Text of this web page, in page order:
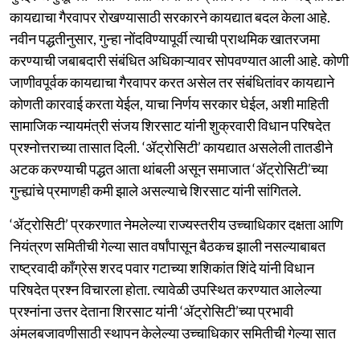
कायद्याचा गैरवापर रोखण्यासाठी सरकारने कायद्यात बदल केला आहे.
नवीन पद्धतीनुसार, गुन्हा नोंदविण्यापूर्वी त्याची प्राथमिक खातरजमा
करण्याची जबाबदारी संबंधित अधिकाऱ्यावर सोपवण्यात आली आहे. कोणी
जाणीवपूर्वक कायद्याचा गैरवापर करत असेल तर संबंधितांवर कायद्याने
कोणती कारवाई करता येईल, याचा निर्णय सरकार घेईल, अशी माहिती
सामाजिक न्यायमंत्री संजय शिरसाट यांनी शुक्रवारी विधान परिषदेत
प्रश्नोत्तराच्या तासात दिली. ‘ॲट्रोसिटी’ कायद्यात असलेली तातडीने
अटक करण्याची पद्धत आता थांबली असून समाजात ‘ॲट्रोसिटी’च्या
गुन्ह्यांचे प्रमाणही कमी झाले असल्याचे शिरसाट यांनी सांगितले.
‘ॲट्रोसिटी’ प्रकरणात नेमलेल्या राज्यस्तरीय उच्चाधिकार दक्षता आणि
नियंत्रण समितीची गेल्या सात वर्षांपासून बैठकच झाली नसल्याबाबत
राष्ट्रवादी काँग्रेस शरद पवार गटाच्या शशिकांत शिंदे यांनी विधान
परिषदेत प्रश्न विचारला होता. त्यावेळी उपस्थित करण्यात आलेल्या
प्रश्नांना उत्तर देताना शिरसाट यांनी ‘ॲट्रोसिटी’च्या प्रभावी
अंमलबजावणीसाठी स्थापन केलेल्या उच्चाधिकार समितीची गेल्या सात